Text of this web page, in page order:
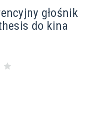
głośnik
do kina